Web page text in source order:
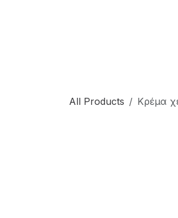
All Products Κρέμα